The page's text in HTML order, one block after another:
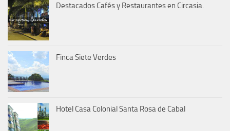
Destacados Cafés y Restaurantes en Circasia.
Finca Siete Verdes
Hotel Casa Colonial Santa Rosa de Cabal